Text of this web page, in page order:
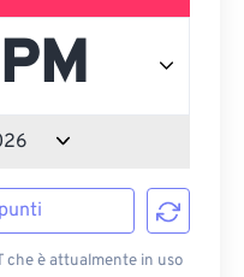
che è attualmente in uso